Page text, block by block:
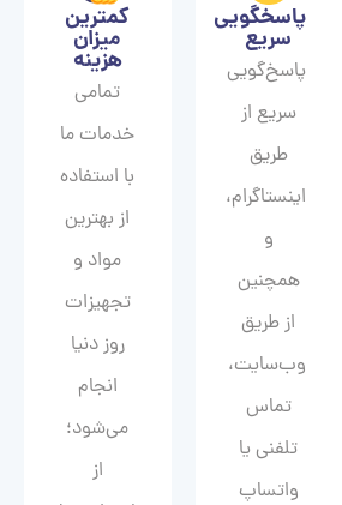
پاسخگویی
سریع
پاسخ‌گویی
سریع از
طریق
اینستاگرام،
و
همچنین
از طریق
وب‌سایت،
تماس
تلفنی یا
واتساپ
کمترین
میزان
هزینه
تمامی
خدمات ما
با استفاده
از بهترین
مواد و
تجهیزات
روز دنیا
انجام
می‌شود؛
از